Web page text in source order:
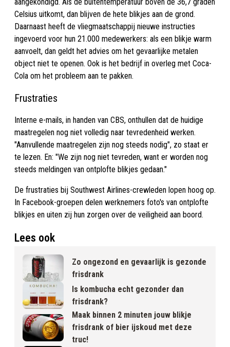
Celsius uitkomt, dan blijven de hete blikjes aan de grond.
Daarnaast heeft de vliegmaatschappij nieuwe instructies
ingevoerd voor hun 21.000 medewerkers: als een blikje warm
aanvoelt, dan geldt het advies om het gevaarlijke metalen
object niet te openen. Ook is het bedrijf in overleg met Coca-
Cola om het probleem aan te pakken.
Frustraties
Interne e-mails, in handen van CBS, onthullen dat de huidige
maatregelen nog niet volledig naar tevredenheid werken.
"Aanvullende maatregelen zijn nog steeds nodig", zo staat er
te lezen. En: "We zijn nog niet tevreden, want er worden nog
steeds meldingen van ontplofte blikjes gedaan."
De frustraties bij Southwest Airlines-crewleden lopen hoog op.
In Facebook-groepen delen werknemers foto's van ontplofte
blikjes en uiten zij hun zorgen over de veiligheid aan boord.
Lees ook
Zo ongezond en gevaarlijk is gezonde
frisdrank
Is kombucha echt gezonder dan
frisdrank?
Maak binnen 2 minuten jouw blikje
frisdrank of bier ijskoud met deze
truc!